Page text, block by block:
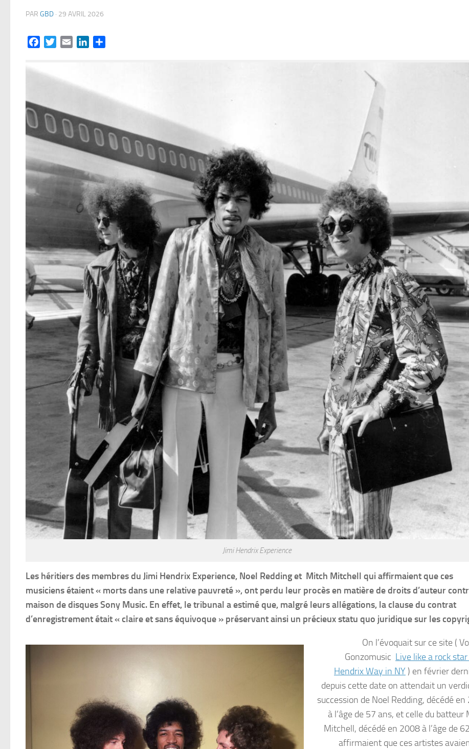
PAR GBD · 29 AVRIL 2026
FacebookTwitterEmail LinkedIn
Jimi Hendrix Experience
Les héritiers des membres du Jimi Hendrix Experience, Noel Redding et Mitch Mitchell qui affirmaient que ces
musiciens étaient « morts dans une relative pauvreté », ont perdu leur procès en matière de droits d’auteur
maison de disques Sony Music. En effet, le tribunal a estimé que, malgré leurs allégations, la clause du contrat
d’enregistrement était « claire et sans équivoque » préservant ainsi un précieux statu quo juridique sur les
On l’évoquait sur ce site (
Gonzomusic Live like a rock star
Hendrix Way in NY ) en février
depuis cette date on attendait un
succession de Noel Redding, décédé en
à l’âge de 57 ans, et celle du batteur
Mitchell, décédé en 2008 à l’âge de
affirmaient que ces artistes